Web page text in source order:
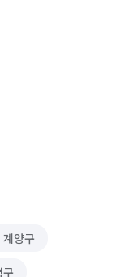
계양구
구